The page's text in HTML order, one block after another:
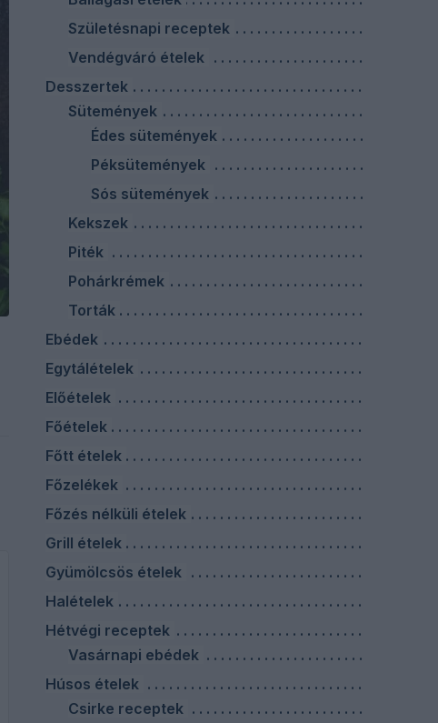
Születésnapi receptek
Vendégváró ételek
Desszertek
Sütemények
Édes sütemények
Péksütemények
Sós sütemények
Kekszek
Piték
Pohárkrémek
Torták
Ebédek
Egytálételek
Előételek
Főételek
Főtt ételek
Főzelékek
Főzés nélküli ételek
Grill ételek
Gyümölcsös ételek
Halételek
Hétvégi receptek
Vasárnapi ebédek
Húsos ételek
Csirke receptek